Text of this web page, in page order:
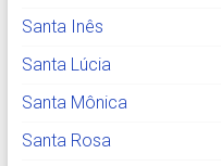
Santa Inês
Santa Lúcia
Santa Mônica
Santa Rosa